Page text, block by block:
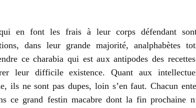
en font les frais à leur corps défendant sont
dans leur grande majorité, analphabètes
ce charabia qui est aux antipodes des
leur difficile existence. Quant aux
ils ne sont pas dupes, loin s’en faut. Chacun
ce grand festin macabre dont la fin prochaine